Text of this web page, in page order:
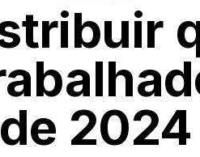
de 2024